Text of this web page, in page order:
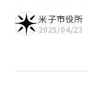
米子市役所
2025/04/23